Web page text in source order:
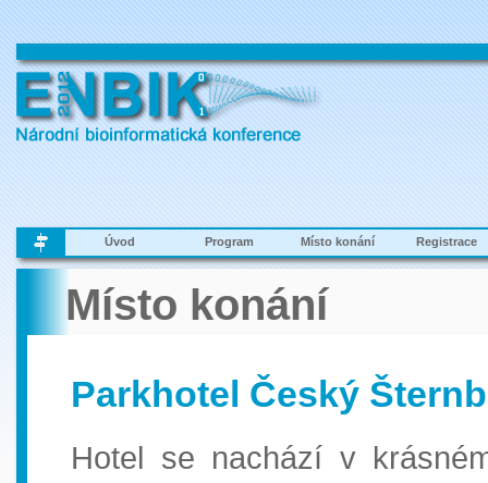
Úvod Program Místo konání Registrace
Místo konání
Parkhotel Český
Hotel se nachází v